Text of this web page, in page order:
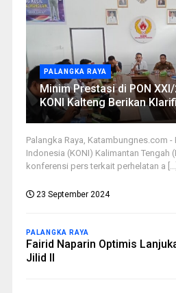
PALANGKA RAYA
Minim Prestasi di PON
KONI Kalteng Berikan
Palangka Raya, Katambungnes.com -
Indonesia (KONI) Kalimantan Tengah
konferensi pers terkait perhelatan a [...]
23 September 2024
PALANGKA RAYA
Fairid Naparin Optimis
Jilid II